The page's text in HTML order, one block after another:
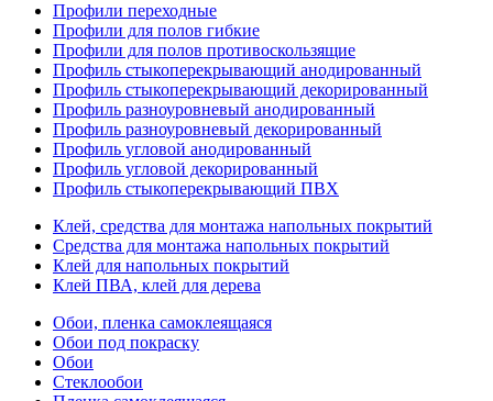
Профили переходные
Профили для полов гибкие
Профили для полов противоскользящие
Профиль стыкоперекрывающий анодированный
Профиль стыкоперекрывающий декорированный
Профиль разноуровневый анодированный
Профиль разноуровневый декорированный
Профиль угловой анодированный
Профиль угловой декорированный
Профиль стыкоперекрывающий ПВХ
Клей, средства для монтажа напольных покрытий
Средства для монтажа напольных покрытий
Клей для напольных покрытий
Клей ПВА, клей для дерева
Обои, пленка самоклеящаяся
Обои под покраску
Обои
Стеклообои